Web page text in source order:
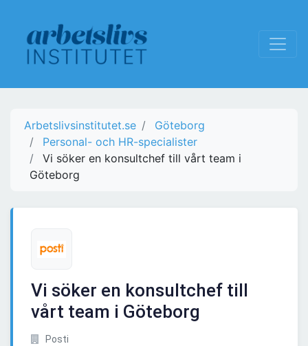
Arbetslivsinstitutet.se
Göteborg
Personal- och HR-specialister
Vi söker en konsultchef till vårt team i
Göteborg
Vi söker en konsultchef till
vårt team i Göteborg
Posti